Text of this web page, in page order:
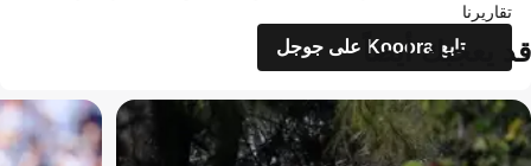
تقاريرنا
تابع Kooora على جوجل
قد يعجبك أيضاً